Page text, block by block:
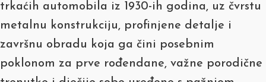
trkaćih automobila iz 1930-ih godina, uz čvrstu
metalnu konstrukciju, profinjene detalje i
završnu obradu koja ga čini posebnim
poklonom za prve rođendane, važne porodične